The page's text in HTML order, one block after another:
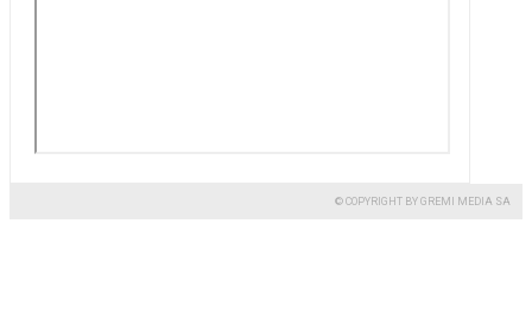
© COPYRIGHT BY GREMI MEDIA SA